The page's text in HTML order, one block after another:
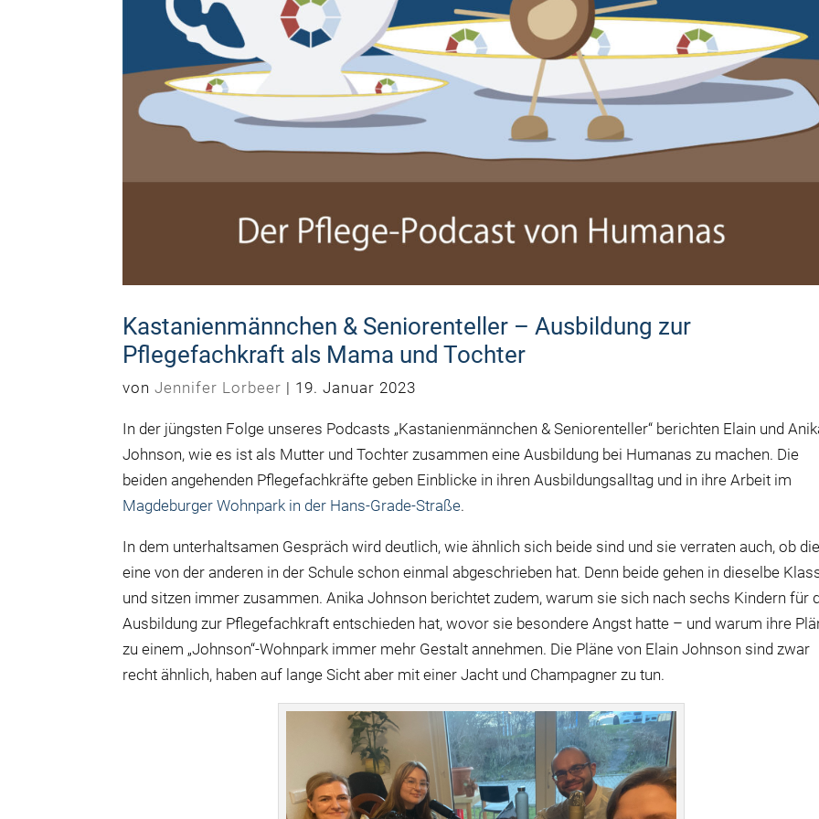
Kastanienmännchen & Seniorenteller – Ausbildung zur
Pflegefachkraft als Mama und Tochter
vonJennifer Lorbeer | 19. Januar 2023
In der jüngsten Folge unseres Podcasts „Kastanienmännchen & Seniorenteller“ berichten Elain und
Johnson, wie es ist als Mutter und Tochter zusammen eine Ausbildung bei Humanas zu machen. Die
beiden angehenden Pflegefachkräfte geben Einblicke in ihren Ausbildungsalltag und in ihre Arbeit im
Magdeburger Wohnpark in der Hans-Grade-Straße.
In dem unterhaltsamen Gespräch wird deutlich, wie ähnlich sich beide sind und sie verraten auch, ob
eine von der anderen in der Schule schon einmal abgeschrieben hat. Denn beide gehen in dieselbe
und sitzen immer zusammen. Anika Johnson berichtet zudem, warum sie sich nach sechs Kindern für
Ausbildung zur Pflegefachkraft entschieden hat, wovor sie besondere Angst hatte – und warum ihre
zu einem „Johnson“-Wohnpark immer mehr Gestalt annehmen. Die Pläne von Elain Johnson sind zwar
recht ähnlich, haben auf lange Sicht aber mit einer Jacht und Champagner zu tun.